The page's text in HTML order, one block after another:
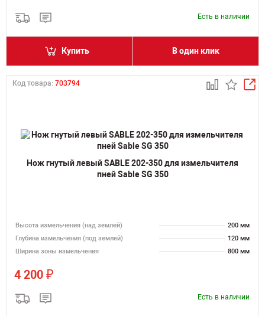
Есть в наличии
Купить В один клик
Код товара: 703794
Нож гнутый левый SABLE 202-350 для измельчителя
пней Sable SG 350
Высота измельчения (над землей)
200 мм
Глубина измельчения (под землей)
120 мм
Ширина зоны измельчения
800 мм
4 200 ₽
Есть в наличии